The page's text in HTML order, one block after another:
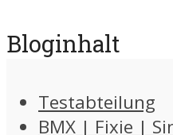
Bloginhalt
Testabteilung
BMX | Fixie |